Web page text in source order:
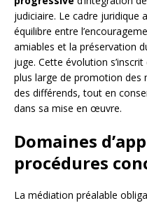
judiciaire. Le cadre juridique
équilibre entre
amiables et la préservation
juge. Cette évolution
plus large de promotion
des différends, tout en
dans sa mise en œuvre.
Domaines
procédures
La médiation préalable